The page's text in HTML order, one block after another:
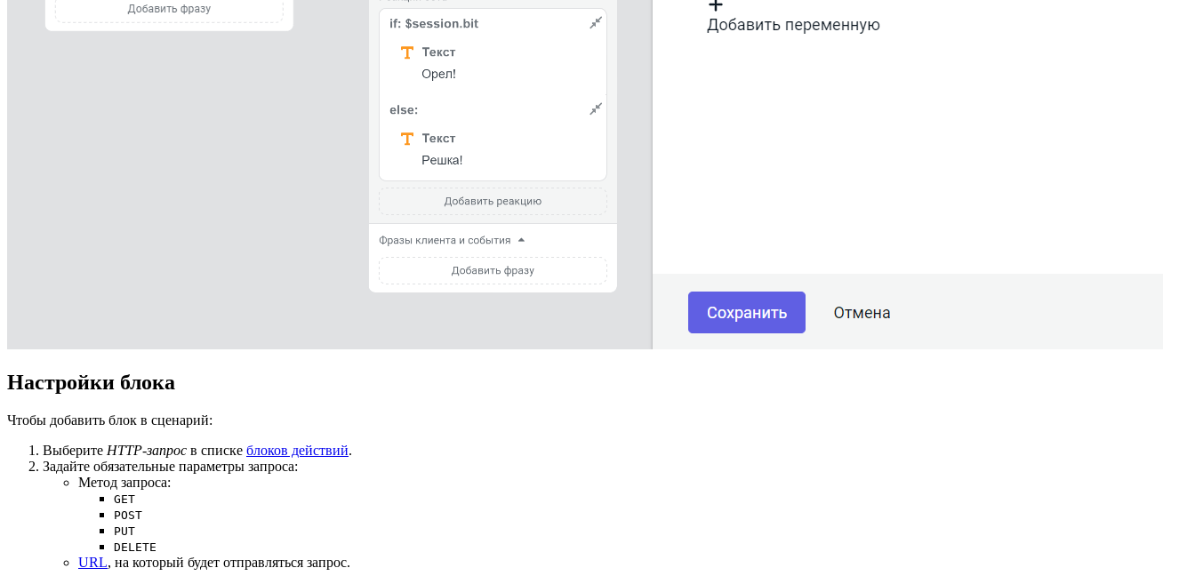
Настройки блока
Чтобы добавить блок в сценарий:
Выберите HTTP-запрос в списке блоков действий.
Задайте обязательные параметры запроса:
Метод запроса:
GET
POST
PUT
DELETE
URL, на который будет отправляться запрос.